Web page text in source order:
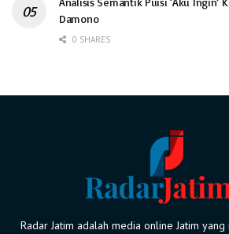
Damono
0 SHARES
Radar Jatim adalah media online Jatim